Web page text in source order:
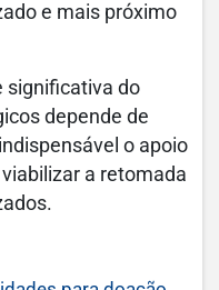
e mais próximo
significativa do
depende de
o apoio
a retomada